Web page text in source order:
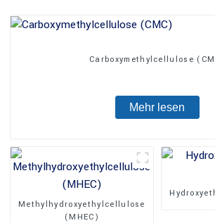
Carboxymethylcellulose
Mehr lesen
Methylhydroxyethylcellulose
(MHEC)